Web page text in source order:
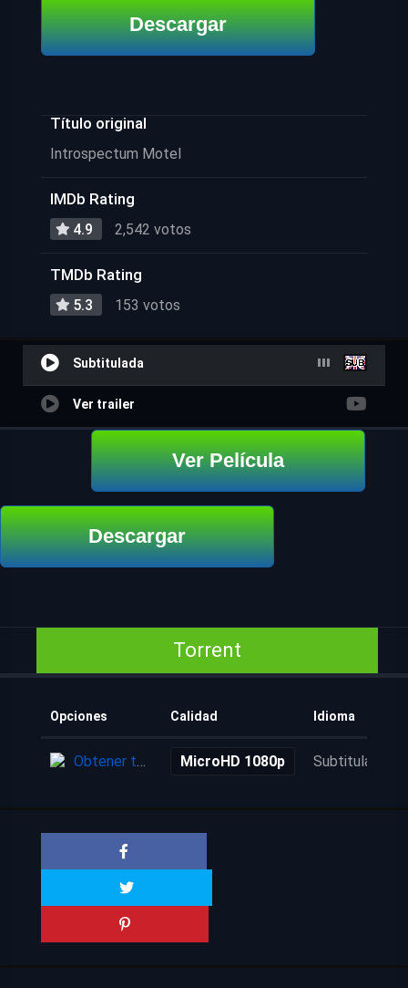
Descargar
Título original
Introspectum Motel
IMDb Rating
4.9 2,542 votos
TMDb Rating
5.3 153 votos
Subtitulada
Ver trailer
Ver Película
Descargar
Torrent
Opciones Calidad Idioma
Obtener torrent MicroHD 1080p Subtitulada